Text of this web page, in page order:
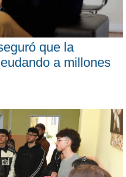
que la
a millones